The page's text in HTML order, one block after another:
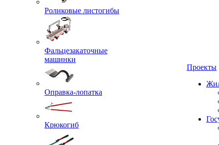
Роликовые листогибы
Фальцезакаточные
машинки
Оправка-лопатка
Крюкогиб
Проекты